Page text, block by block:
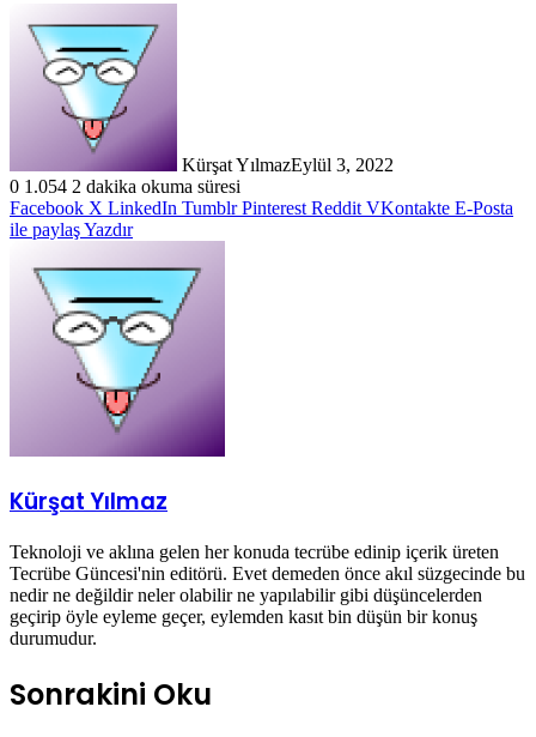
Kürşat YılmazEylül 3, 2022
0 1.054 2 dakika okuma süresi
Facebook X LinkedIn Tumblr Pinterest Reddit VKontakte E-Posta
ile paylaşYazdır
Kürşat Yılmaz
Teknoloji ve aklına gelen her konuda tecrübe edinip içerik üreten
Tecrübe Güncesi'nin editörü. Evet demeden önce akıl süzgecinde bu
nedir ne değildir neler olabilir ne yapılabilir gibi düşüncelerden
geçirip öyle eyleme geçer, eylemden kasıt bin düşün bir konuş
durumudur.
Sonrakini Oku